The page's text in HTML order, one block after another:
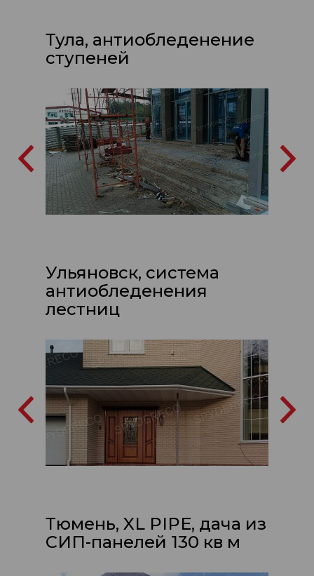
Тула, антиобледенение
ступеней
Ульяновск, система
антиобледенения
лестниц
Тюмень, XL PIPE, дача из
СИП-панелей 130 кв м